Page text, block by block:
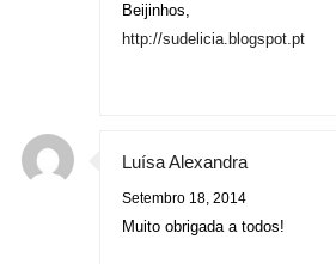
Beijinhos,
http://sudelicia.blogspot.pt
Luísa Alexandra
Setembro 18, 2014
Muito obrigada a todos!